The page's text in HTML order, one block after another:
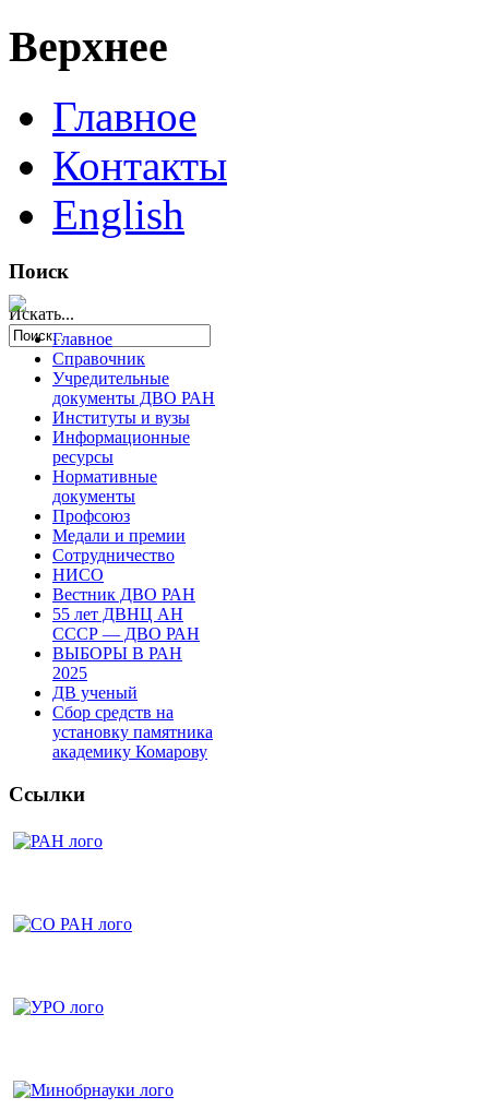
Верхнее
Главное
Контакты
English
Поиск
Искать...
Главное
Справочник
Учредительные
документы ДВО РАН
Институты и вузы
Информационные
ресурсы
Нормативные
документы
Профсоюз
Медали и премии
Сотрудничество
НИСО
Вестник ДВО РАН
55 лет ДВНЦ АН
СССР — ДВО РАН
ВЫБОРЫ В РАН
2025
ДВ ученый
Сбор средств на
установку памятника
академику Комарову
Ссылки